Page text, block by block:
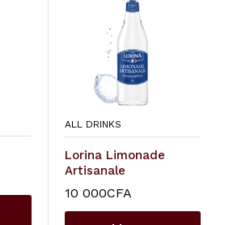
ALL DRINKS
Lorina Limonade
Artisanale
10 000CFA